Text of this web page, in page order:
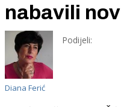
nabavili
Diana Ferić
Podijeli: